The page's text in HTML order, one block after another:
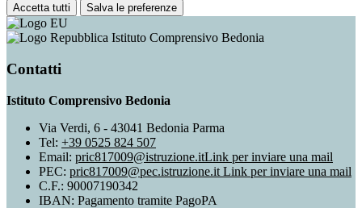
Accetta tutti Salva le preferenze
Istituto Comprensivo Bedonia
Contatti
Istituto Comprensivo Bedonia
Via Verdi, 6 - 43041 Bedonia Parma
Tel: +39 0525 824 507
Email: pric817009@istruzione.itLink per inviare una mail
PEC: pric817009@pec.istruzione.it Link per inviare una mail
C.F.: 90007190342
IBAN: Pagamento tramite PagoPA